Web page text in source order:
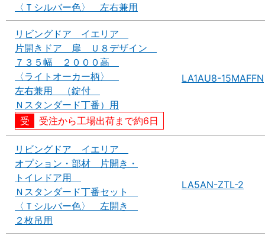
〈Ｔシルバー色〉 左右兼用
リビングドア イエリア
片開きドア 扉 Ｕ８デザイン
７３５幅 ２０００高
〈ライトオーカー柄〉
左右兼用 （錠付
Ｎスタンダード丁番）用
受注から工場出荷まで約6日
LA1AU8-15MAFFN
リビングドア イエリア
オプション・部材 片開き・
トイレドア用
Ｎスタンダード丁番セット
〈Ｔシルバー色〉 左開き
２枚吊用
LA5AN-ZTL-2